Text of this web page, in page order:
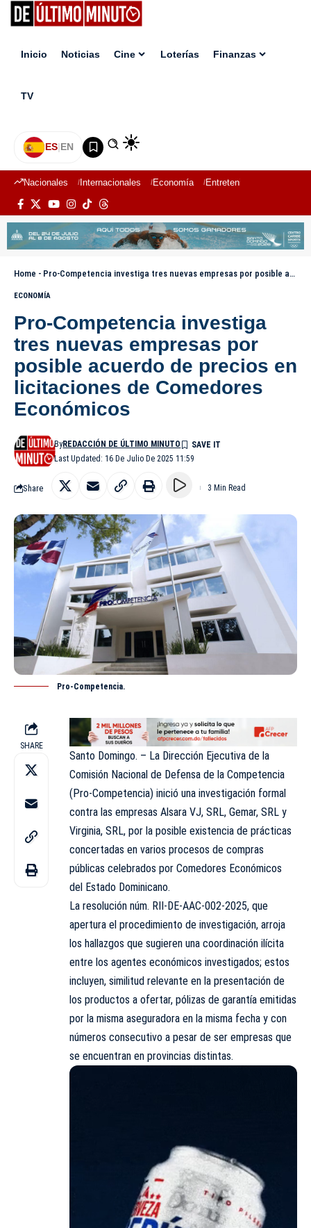
Inicio Noticias Cine Loterías Finanzas
TV
ES|EN
Nacionales Internacionales Economía Entretenimiento
Home - Pro-Competencia investiga tres nuevas empresas por posible acuerdo de precios en licitaciones de Comedores Económicos
ECONOMÍA
Pro-Competencia investiga
tres nuevas empresas por
posible acuerdo de precios en
licitaciones de Comedores
Económicos
Last Updated: 16 De Julio De 2025 11:59
ByREDACCIÓN DE ÚLTIMO MINUTO
Share 3 Min Read
Pro-Competencia.
SHARE
Santo Domingo. – La Dirección Ejecutiva de la
Comisión Nacional de Defensa de la Competencia
(Pro-Competencia) inició una investigación formal
contra las empresas Alsara VJ, SRL, Gemar, SRL y
Virginia, SRL, por la posible existencia de prácticas
concertadas en varios procesos de compras
públicas celebrados por Comedores Económicos
del Estado Dominicano.
La resolución núm. RII-DE-AAC-002-2025, que
apertura el procedimiento de investigación, arroja
los hallazgos que sugieren una coordinación ilícita
entre los agentes económicos investigados; estos
incluyen, similitud relevante en la presentación de
los productos a ofertar, pólizas de garantía emitidas
por la misma aseguradora en la misma fecha y con
números consecutivo a pesar de ser empresas que
se encuentran en provincias distintas.